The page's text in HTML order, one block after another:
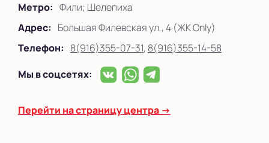
Метро: Фили; Шелепиха
Адрес: Большая Филевская ул., 4 (ЖК Only)
Телефон: 8(916)355-07-31, 8(916)355-14-58
Мы в соцсетях:
Перейти на страницу центра →